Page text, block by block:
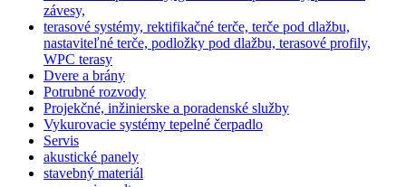
závesy,
terasové systémy, rektifikačné terče, terče pod dlažbu,
nastaviteľné terče, podložky pod dlažbu, terasové profily,
WPC terasy
Dvere a brány
Potrubné rozvody
Projekčné, inžinierske a poradenské služby
Vykurovacie systémy tepelné čerpadlo
Servis
akustické panely
stavebný materiál